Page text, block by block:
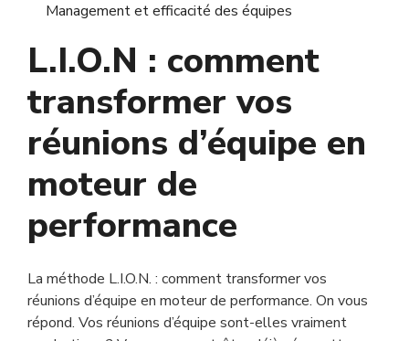
Management et efficacité des équipes
L.I.O.N : comment
transformer vos
réunions d’équipe en
moteur de
performance
La méthode L.I.O.N. : comment transformer vos
réunions d’équipe en moteur de performance. On vous
répond. Vos réunions d’équipe sont-elles vraiment